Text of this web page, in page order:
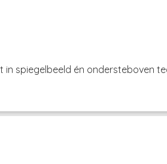
spiegelbeeld én ondersteboven